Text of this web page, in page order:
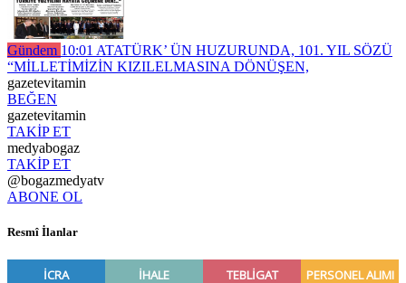
Gündem 10:01 ATATÜRK’ ÜN HUZURUNDA, 101. YIL SÖZÜ
“MİLLETİMİZİN KIZILELMASINA DÖNÜŞEN,
gazetevitamin
BEĞEN
gazetevitamin
TAKİP ET
medyabogaz
TAKİP ET
@bogazmedyatv
ABONE OL
Resmî İlanlar